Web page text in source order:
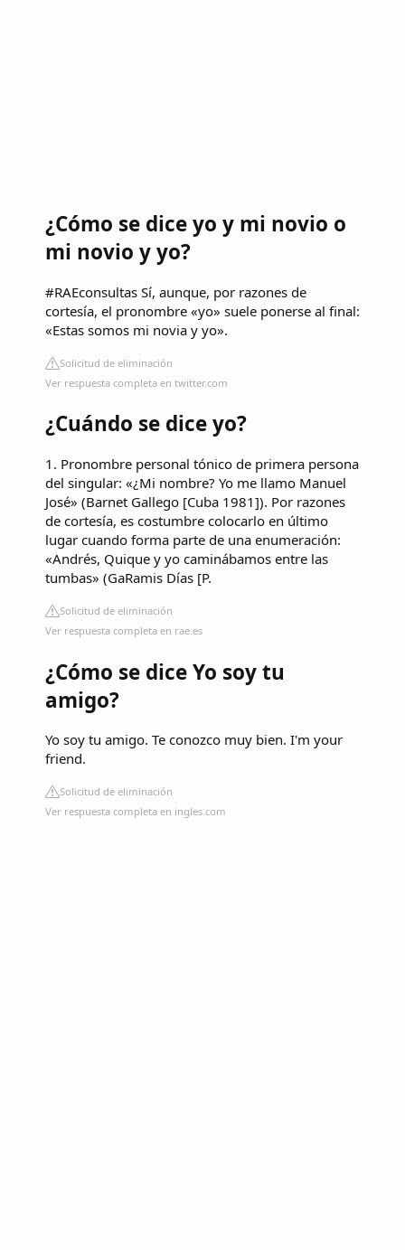
¿Cómo se dice yo y mi novio o
mi novio y yo?
#RAEconsultas Sí, aunque, por razones de
cortesía, el pronombre «yo» suele ponerse al final:
«Estas somos mi novia y yo».
Solicitud de eliminación
Ver respuesta completa en twitter.com
¿Cuándo se dice yo?
1. Pronombre personal tónico de primera persona
del singular: «¿Mi nombre? Yo me llamo Manuel
José» (Barnet Gallego [Cuba 1981]). Por razones
de cortesía, es costumbre colocarlo en último
lugar cuando forma parte de una enumeración:
«Andrés, Quique y yo caminábamos entre las
tumbas» (GaRamis Días [P.
Solicitud de eliminación
Ver respuesta completa en rae.es
¿Cómo se dice Yo soy tu
amigo?
Yo soy tu amigo. Te conozco muy bien. I'm your
friend.
Solicitud de eliminación
Ver respuesta completa en ingles.com